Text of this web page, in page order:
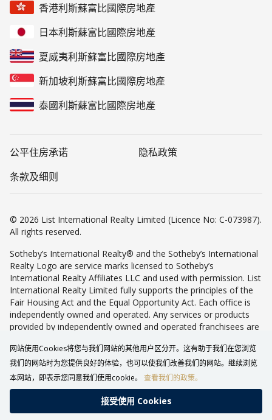
香港利斯蘇富比國際房地產
日本利斯蘇富比國際房地產
夏威夷利斯蘇富比國際房地產
新加坡利斯蘇富比國際房地產
泰國利斯蘇富比國際房地產
公平住房承诺
隐私政策
条款及细则
© 2026 List International Realty Limited (Licence No: C-073987).
All rights reserved.
Sotheby’s International Realty® and the Sotheby’s International
Realty Logo are service marks licensed to Sotheby’s
International Realty Affiliates LLC and used with permission. List
International Realty Limited fully supports the principles of the
Fair Housing Act and the Equal Opportunity Act. Each office is
independently owned and operated. Any services or products
provided by independently owned and operated franchisees are
International Realty Affiliates LLC nor any of its affiliated
companies.
致电查询 WHATSAPP
网站使用Cookies将您与我们网站的其他用户区分开。这有助于我们在您浏览
我们的网站时为您提供良好的体验，也可以使我们改善我们的网站。继续浏览
本网站，即表示您同意我们使用cookie。 查看我们的政策。
接受使⽤ Cookies